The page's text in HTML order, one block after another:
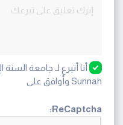
Sunnah وأوافق على
ReCaptcha: